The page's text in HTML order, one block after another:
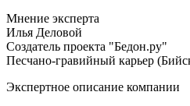
Мнение эксперта
Илья Деловой
Создатель проекта "Бедон.ру"
Песчано-гравийный карьер
Экспертное описание компании